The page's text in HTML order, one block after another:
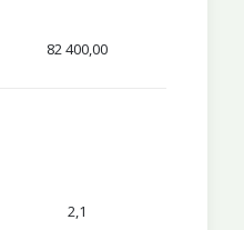
82 400,00
2,1